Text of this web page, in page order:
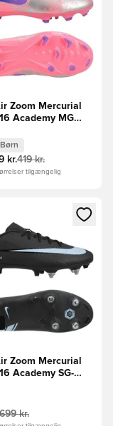
Zoom Mercurial
Academy MG
Børn
Børn
kr.419 kr.
tilgængelig
dig som
Modal til at logge
Zoom Mercurial
Academy SG-
699 kr.